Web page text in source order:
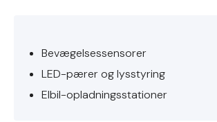
Bevægelsessensorer
LED-pærer og lysstyring
Elbil-opladningsstationer